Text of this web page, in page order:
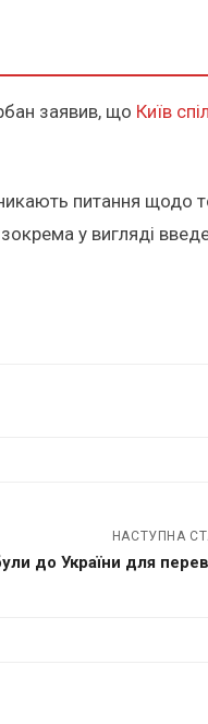
заявив, що Київ
питання щодо
у вигляді
НАСТУПНА
до України для